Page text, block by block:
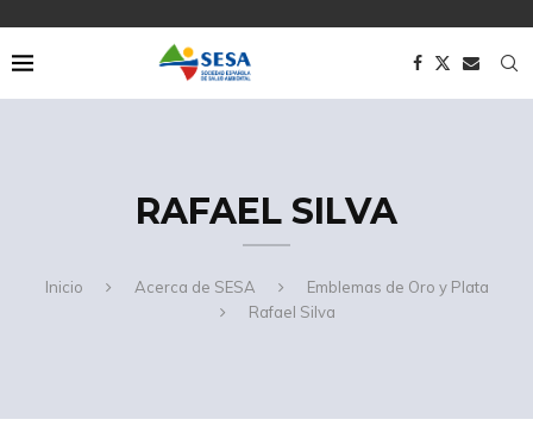
RAFAEL SILVA
Inicio Acerca de SESA
Emblemas de Oro y Plata
Rafael Silva